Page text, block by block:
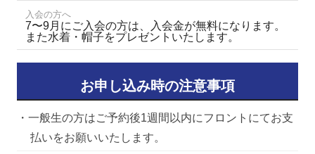
入会の方へ
7〜9月にご入会の方は、入会金が無料になります。
また水着・帽子をプレゼントいたします。
お申し込み時の注意事項
・一般生の方はご予約後1週間以内にフロントにてお支
払いをお願いいたします。